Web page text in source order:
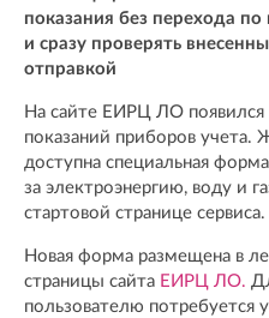
показания без перехода
и сразу проверять
отправкой
На сайте ЕИРЦ ЛО появился
показаний приборов учета.
доступна специальная
за электроэнергию, воду и
стартовой странице сервиса.
Новая форма размещена в
страницы сайта ЕИРЦ ЛО.
пользователю потребуется